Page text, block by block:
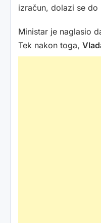
izračun, dolazi se
Ministar je naglasio
Tek nakon toga,